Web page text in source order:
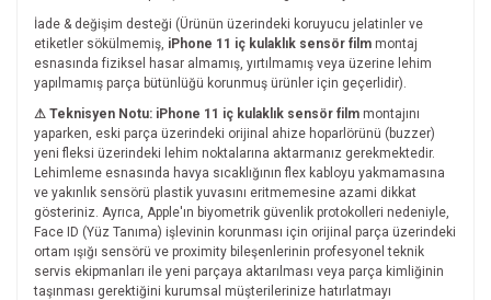
İade & değişim desteği (Ürünün üzerindeki koruyucu jelatinler ve
etiketler sökülmemiş, iPhone 11 iç kulaklık sensör film montaj
esnasında fiziksel hasar almamış, yırtılmamış veya üzerine lehim
yapılmamış parça bütünlüğü korunmuş ürünler için geçerlidir).
⚠ Teknisyen Notu: iPhone 11 iç kulaklık sensör film montajını
yaparken, eski parça üzerindeki orijinal ahize hoparlörünü (buzzer)
yeni fleksi üzerindeki lehim noktalarına aktarmanız gerekmektedir.
Lehimleme esnasında havya sıcaklığının flex kabloyu yakmamasına
ve yakınlık sensörü plastik yuvasını eritmemesine azami dikkat
gösteriniz. Ayrıca, Apple'ın biyometrik güvenlik protokolleri nedeniyle,
Face ID (Yüz Tanıma) işlevinin korunması için orijinal parça üzerindeki
ortam ışığı sensörü ve proximity bileşenlerinin profesyonel teknik
servis ekipmanları ile yeni parçaya aktarılması veya parça kimliğinin
taşınması gerektiğini kurumsal müşterilerinize hatırlatmayı